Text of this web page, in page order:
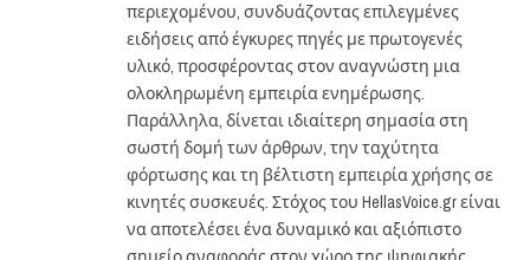
περιεχομένου, συνδυάζοντας επιλεγμένες
ειδήσεις από έγκυρες πηγές με πρωτογενές
υλικό, προσφέροντας στον αναγνώστη μια
ολοκληρωμένη εμπειρία ενημέρωσης.
Παράλληλα, δίνεται ιδιαίτερη σημασία στη
σωστή δομή των άρθρων, την ταχύτητα
φόρτωσης και τη βέλτιστη εμπειρία χρήσης σε
κινητές συσκευές. Στόχος του HellasVoice.gr είναι
να αποτελέσει ένα δυναμικό και αξιόπιστο